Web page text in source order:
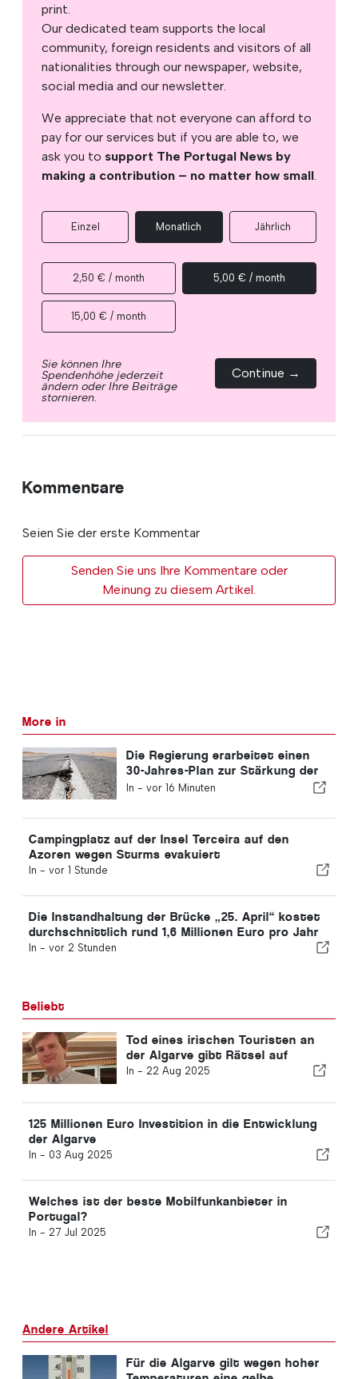
print.
Our dedicated team supports the local
community, foreign residents and visitors of all
nationalities through our newspaper, website,
social media and our newsletter.
We appreciate that not everyone can afford to
pay for our services but if you are able to, we
ask you to support The Portugal News by
making a contribution – no matter how small.
Einzel Monatlich Jährlich
2,50 € / month 5,00 € / month
15,00 € / month
Sie können Ihre
Spendenhöhe jederzeit
ändern oder Ihre Beiträge
stornieren.
Continue →
Kommentare
Seien Sie der erste Kommentar
Senden Sie uns Ihre Kommentare oder
Meinung zu diesem Artikel.
More in
Die Regierung erarbeitet einen
30-Jahres-Plan zur Stärkung der
Widerstandsfähigkeit Portugals
In - vor 16 Minuten
Campingplatz auf der Insel Terceira auf den
Azoren wegen Sturms evakuiert
In - vor 1 Stunde
Die Instandhaltung der Brücke „25. April“ kostet
durchschnittlich rund 1,6 Millionen Euro pro Jahr
In - vor 2 Stunden
Beliebt
Tod eines irischen Touristen an
der Algarve gibt Rätsel auf
In - 22 Aug 2025
125 Millionen Euro Investition in die Entwicklung
der Algarve
In - 03 Aug 2025
Welches ist der beste Mobilfunkanbieter in
Portugal?
In - 27 Jul 2025
Andere Artikel
Für die Algarve gilt wegen hoher